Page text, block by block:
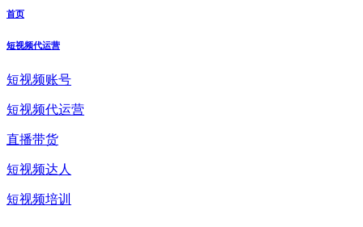
首页
短视频代运营
短视频账号
短视频代运营
直播带货
短视频达人
短视频培训